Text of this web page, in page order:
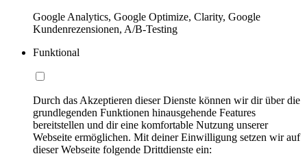
Google Analytics, Google Optimize, Clarity, Google
Kundenrezensionen, A/B-Testing
Funktional
Durch das Akzeptieren dieser Dienste können wir dir über die
grundlegenden Funktionen hinausgehende Features
bereitstellen und dir eine komfortable Nutzung unserer
Webseite ermöglichen. Mit deiner Einwilligung setzen wir auf
dieser Webseite folgende Drittdienste ein: